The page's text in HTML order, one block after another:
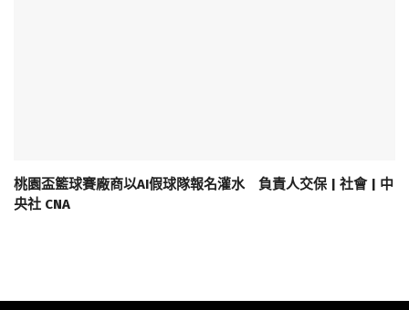
桃園盃籃球賽廠商以AI假球隊報名灌水 負責人交保 | 社會 | 中
央社 CNA